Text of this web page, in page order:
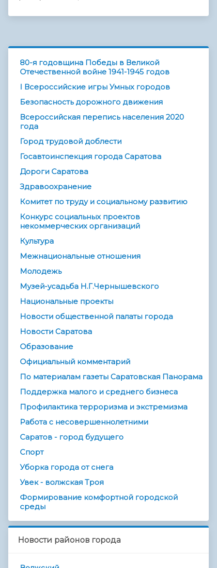
80-я годовщина Победы в Великой
Отечественной войне 1941-1945 годов
I Всероссийские игры Умных городов
Безопасность дорожного движения
Всероссийская перепись населения 2020
года
Город трудовой доблести
Госавтоинспекция города Саратова
Дороги Саратова
Здравоохранение
Комитет по труду и социальному развитию
Конкурс социальных проектов
некоммерческих организаций
Культура
Межнациональные отношения
Молодежь
Музей-усадьба Н.Г.Чернышевского
Национальные проекты
Новости общественной палаты города
Новости Саратова
Образование
Официальный комментарий
По материалам газеты Саратовская Панорама
Поддержка малого и среднего бизнеса
Профилактика терроризма и экстремизма
Работа с несовершеннолетними
Саратов - город будущего
Спорт
Уборка города от снега
Увек - волжская Троя
Формирование комфортной городской
среды
Новости районов города